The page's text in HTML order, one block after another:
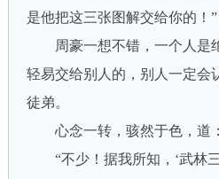
是他把这三张图解交给你的！”
周豪一想不错，一个人是
轻易交给别人的，别人一定会
徒弟。
心念一转，骇然于色，道
“不少！据我所知，‘武林三